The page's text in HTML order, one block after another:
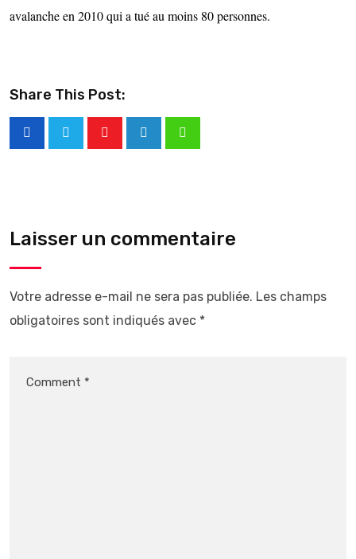
avalanche en 2010 qui a tué au moins 80 personnes.
Share This Post:
Laisser un commentaire
Votre adresse e-mail ne sera pas publiée. Les champs
obligatoires sont indiqués avec *